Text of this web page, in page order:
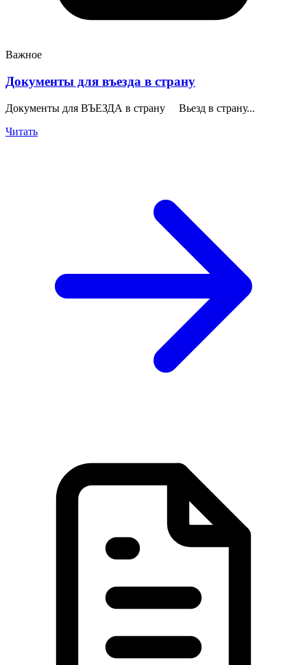
Важное
Документы для въезда в страну
Документы для ВЪЕЗДА в страну Вьезд в страну...
Читать